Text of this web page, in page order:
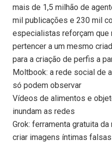
mais de 1,5 milhão de
mil publicações e 230 mil
especialistas reforçam
pertencer a um mesmo
para a criação de perfis a
Moltbook: a rede social de
só podem observar
Vídeos de alimentos e
inundam as redes
Grok: ferramenta gratuita
criar imagens íntimas falsas